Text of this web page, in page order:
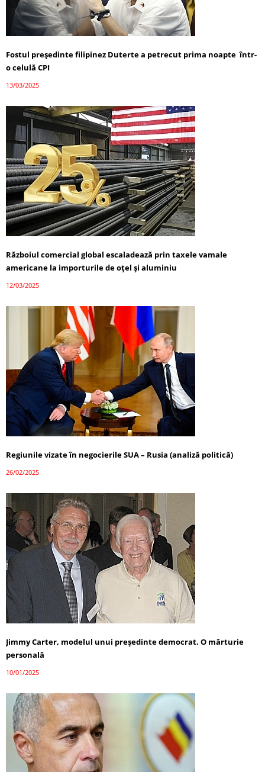
Fostul președinte filipinez Duterte a petrecut prima noapte într-
o celulă CPI
13/03/2025
Războiul comercial global escaladează prin taxele vamale
americane la importurile de oțel și aluminiu
12/03/2025
Regiunile vizate în negocierile SUA – Rusia (analiză politică)
26/02/2025
Jimmy Carter, modelul unui președinte democrat. O mărturie
personală
10/01/2025